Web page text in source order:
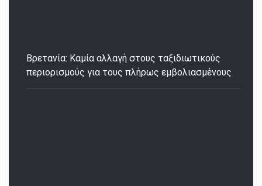
Βρετανία: Καμία αλλαγή στους ταξιδιωτικούς
περιορισμούς για τους πλήρως εμβολιασμένους